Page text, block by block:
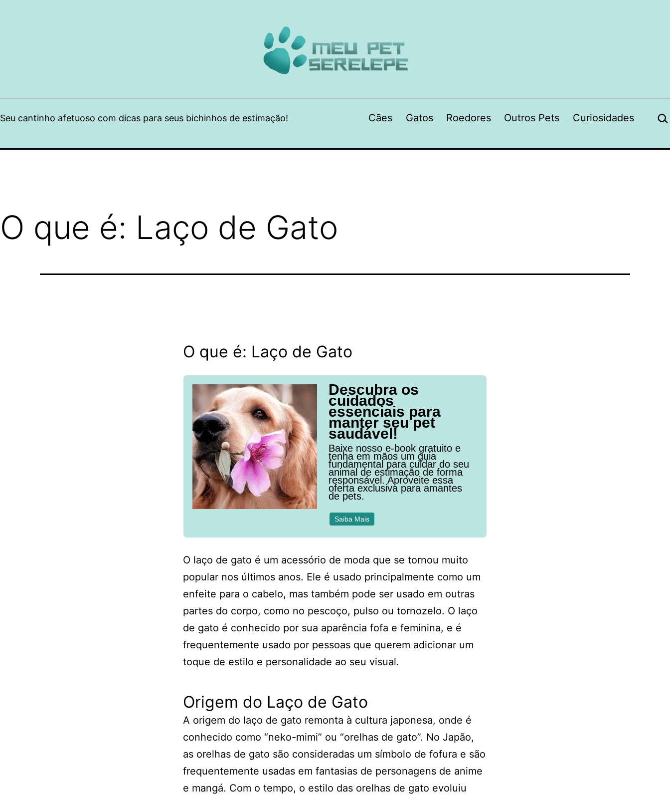
Seu cantinho afetuoso com dicas para seus bichinhos de estimação! Cães Gatos Roedores Outros Pets Curiosidades
O que é: Laço de Gato
O que é: Laço de Gato
Descubra os
cuidados
essenciais para
manter seu pet
saudável!
Baixe nosso e-book gratuito e
tenha em mãos um guia
fundamental para cuidar do seu
animal de estimação de forma
responsável. Aproveite essa
oferta exclusiva para amantes
de pets.
Saiba Mais
O laço de gato é um acessório de moda que se tornou muito
popular nos últimos anos. Ele é usado principalmente como um
enfeite para o cabelo, mas também pode ser usado em outras
partes do corpo, como no pescoço, pulso ou tornozelo. O laço
de gato é conhecido por sua aparência fofa e feminina, e é
frequentemente usado por pessoas que querem adicionar um
toque de estilo e personalidade ao seu visual.
Origem do Laço de Gato
A origem do laço de gato remonta à cultura japonesa, onde é
conhecido como “neko-mimi” ou “orelhas de gato”. No Japão,
as orelhas de gato são consideradas um símbolo de fofura e são
frequentemente usadas em fantasias de personagens de anime
e mangá. Com o tempo, o estilo das orelhas de gato evoluiu